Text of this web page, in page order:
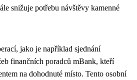
snižuje potřebu návštěvy kamenné
jako je například sjednání
finančních poradců mBank, kteří
na dohodnuté místo. Tento osobní